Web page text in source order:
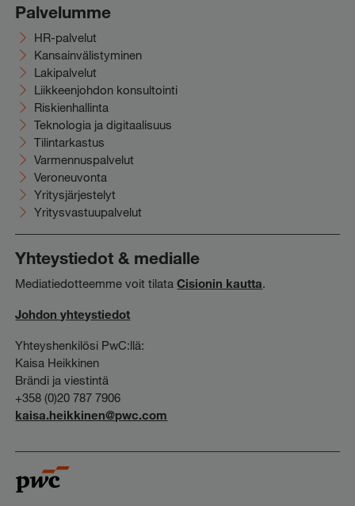
Palvelumme
HR-palvelut
Kansainvälistyminen
Lakipalvelut
Liikkeenjohdon konsultointi
Riskienhallinta
Teknologia ja digitaalisuus
Tilintarkastus
Varmennuspalvelut
Veroneuvonta
Yritysjärjestelyt
Yritysvastuupalvelut
Yhteystiedot & medialle
Mediatiedotteemme voit tilataCisionin kautta.
Johdon yhteystiedot
Yhteyshenkilösi PwC:llä:
Kaisa Heikkinen
Brändi ja viestintä
+358 (0)20 787 7906
kaisa.heikkinen@pwc.com